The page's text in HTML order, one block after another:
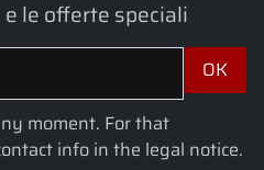
le offerte speciali
moment. For that
info in the legal notice.